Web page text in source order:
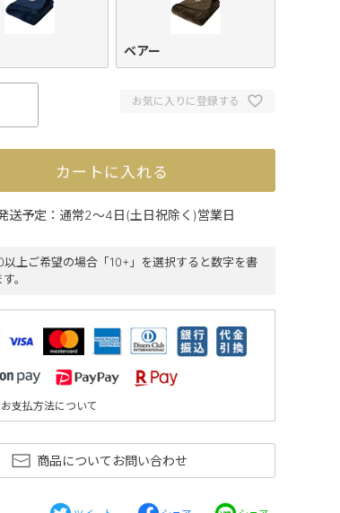
ベアー
お気に入りに登録する
カートに入れる
送予定：通常2～4日(土日祝除く)営業日
以上ご希望の場合「10+」を選択すると数字を書
。
支払方法について
商品についてお問い合わせ